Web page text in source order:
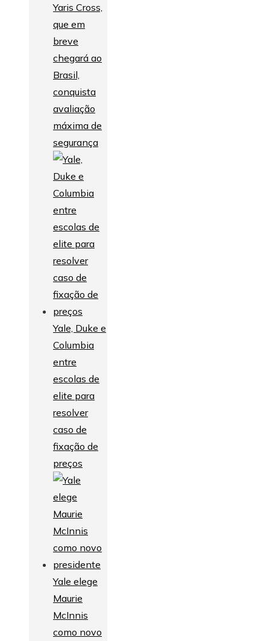
Yaris Cross,
que em
breve
chegará ao
Brasil,
conquista
avaliação
máxima de
segurança
Yale, Duke e
Columbia
entre
escolas de
elite para
resolver
caso de
fixação de
preços
Yale elege
Maurie
McInnis
como novo